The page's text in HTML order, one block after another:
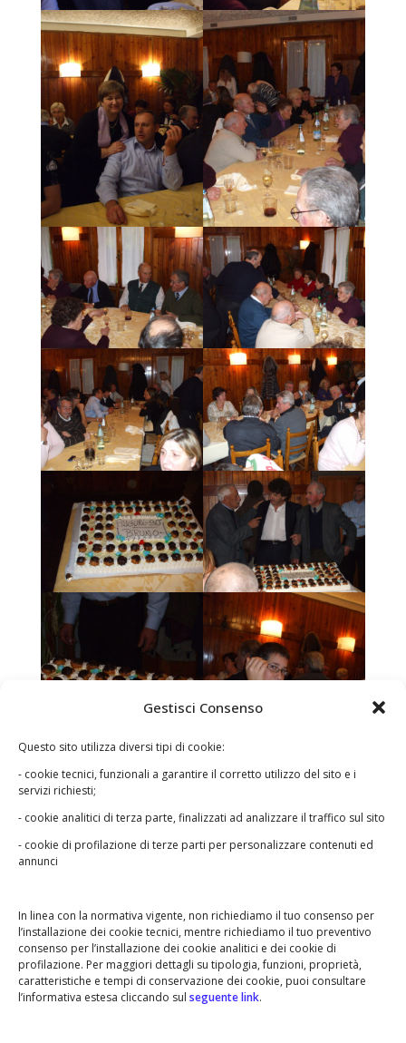
Gestisci Consenso
Questo sito utilizza diversi tipi di cookie:
- cookie tecnici, funzionali a garantire il corretto utilizzo del sito e i
servizi richiesti;
- cookie analitici di terza parte, finalizzati ad analizzare il traffico sul sito
- cookie di profilazione di terze parti per personalizzare contenuti ed
annunci
In linea con la normativa vigente, non richiediamo il tuo consenso per
l’installazione dei cookie tecnici, mentre richiediamo il tuo preventivo
consenso per l’installazione dei cookie analitici e dei cookie di
profilazione. Per maggiori dettagli su tipologia, funzioni, proprietà,
caratteristiche e tempi di conservazione dei cookie, puoi consultare
l’informativa estesa cliccando sul seguente link.